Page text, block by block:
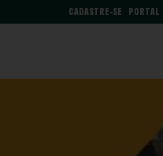
PORTAL
CADASTRE-SE